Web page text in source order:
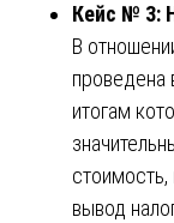
Кейс № 3:
В
проведена
итогам
вывод